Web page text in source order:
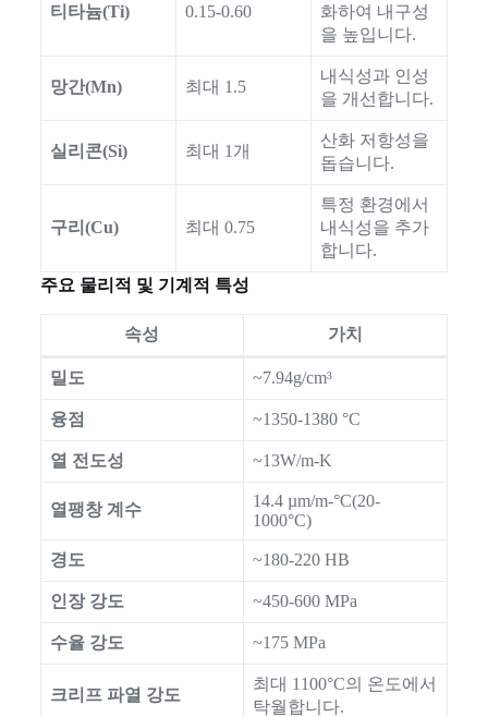
티타늄(Ti) 0.15-0.60
화하여 내구성
을 높입니다.
망간(Mn) 최대 1.5
내식성과 인성
을 개선합니다.
실리콘(Si) 최대 1개
산화 저항성을
돕습니다.
구리(Cu) 최대 0.75
특정 환경에서
내식성을 추가
합니다.
주요 물리적 및 기계적 특성
속성 가치
밀도 ~7.94g/cm³
융점 ~1350-1380 °C
열 전도성 ~13W/m-K
열팽창 계수
14.4 µm/m-°C(20-
1000°C)
경도 ~180-220 HB
인장 강도 ~450-600 MPa
수율 강도 ~175 MPa
크리프 파열 강도
최대 1100°C의 온도에서
탁월합니다.